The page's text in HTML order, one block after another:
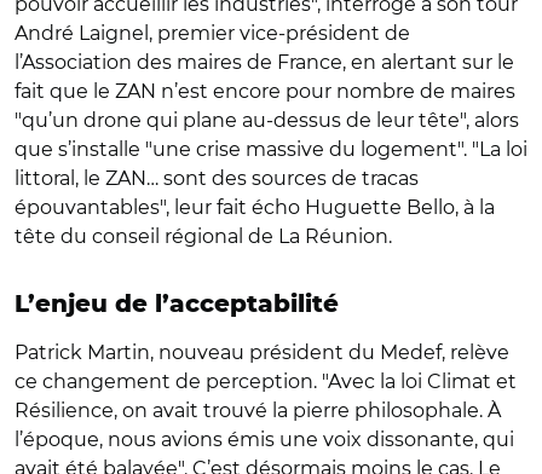
André Laignel, premier vice-président de
l’Association des maires de France, en alertant sur le
fait que le ZAN n’est encore pour nombre de maires
"qu’un drone qui plane au-dessus de leur tête", alors
que s’installe "une crise massive du logement". "La loi
littoral, le ZAN… sont des sources de tracas
épouvantables", leur fait écho Huguette Bello, à la
tête du conseil régional de La Réunion.
L’enjeu de l’acceptabilité
Patrick Martin, nouveau président du Medef, relève
ce changement de perception. "Avec la loi Climat et
Résilience, on avait trouvé la pierre philosophale. À
l’époque, nous avions émis une voix dissonante, qui
avait été balayée". C’est désormais moins le cas. Le